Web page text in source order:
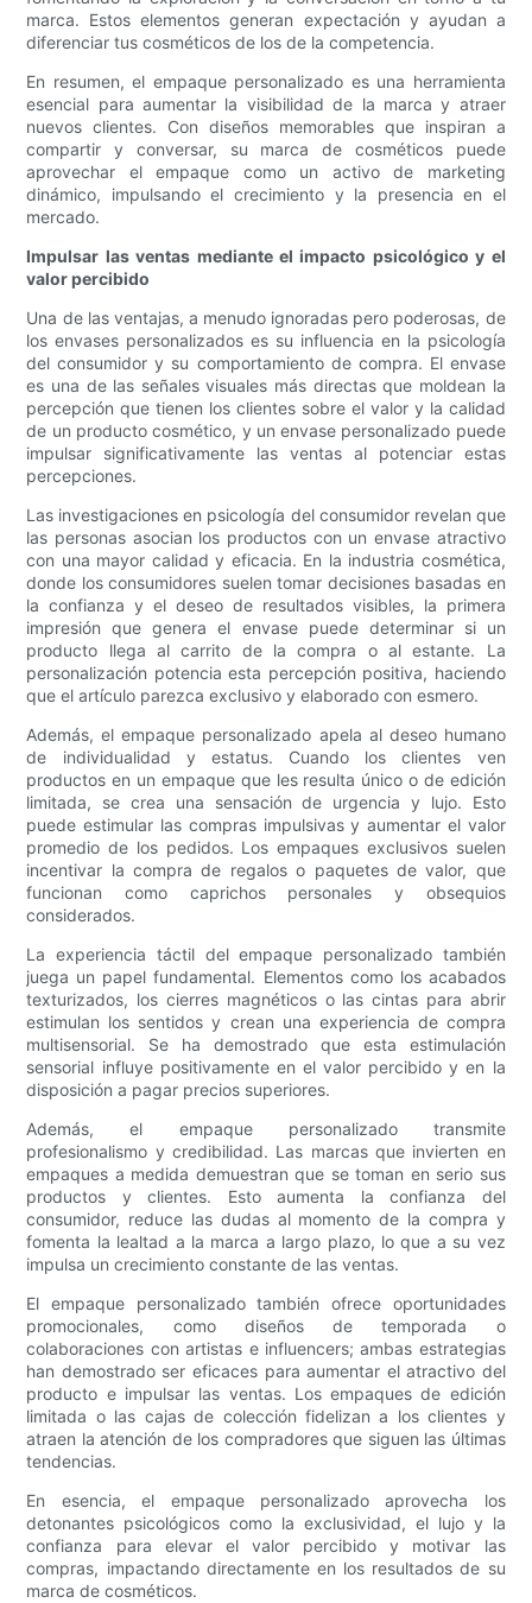
marca. Estos elementos generan expectación y ayudan a
diferenciar tus cosméticos de los de la competencia.
En resumen, el empaque personalizado es una herramienta
esencial para aumentar la visibilidad de la marca y atraer
nuevos clientes. Con diseños memorables que inspiran a
compartir y conversar, su marca de cosméticos puede
aprovechar el empaque como un activo de marketing
dinámico, impulsando el crecimiento y la presencia en el
mercado.
Impulsar las ventas mediante el impacto psicológico y el
valor percibido
Una de las ventajas, a menudo ignoradas pero poderosas, de
los envases personalizados es su influencia en la psicología
del consumidor y su comportamiento de compra. El envase
es una de las señales visuales más directas que moldean la
percepción que tienen los clientes sobre el valor y la calidad
de un producto cosmético, y un envase personalizado puede
impulsar significativamente las ventas al potenciar estas
percepciones.
Las investigaciones en psicología del consumidor revelan que
las personas asocian los productos con un envase atractivo
con una mayor calidad y eficacia. En la industria cosmética,
donde los consumidores suelen tomar decisiones basadas en
la confianza y el deseo de resultados visibles, la primera
impresión que genera el envase puede determinar si un
producto llega al carrito de la compra o al estante. La
personalización potencia esta percepción positiva, haciendo
que el artículo parezca exclusivo y elaborado con esmero.
Además, el empaque personalizado apela al deseo humano
de individualidad y estatus. Cuando los clientes ven
productos en un empaque que les resulta único o de edición
limitada, se crea una sensación de urgencia y lujo. Esto
puede estimular las compras impulsivas y aumentar el valor
promedio de los pedidos. Los empaques exclusivos suelen
incentivar la compra de regalos o paquetes de valor, que
funcionan como caprichos personales y obsequios
considerados.
La experiencia táctil del empaque personalizado también
juega un papel fundamental. Elementos como los acabados
texturizados, los cierres magnéticos o las cintas para abrir
estimulan los sentidos y crean una experiencia de compra
multisensorial. Se ha demostrado que esta estimulación
sensorial influye positivamente en el valor percibido y en la
disposición a pagar precios superiores.
Además, el empaque personalizado transmite
profesionalismo y credibilidad. Las marcas que invierten en
empaques a medida demuestran que se toman en serio sus
productos y clientes. Esto aumenta la confianza del
consumidor, reduce las dudas al momento de la compra y
fomenta la lealtad a la marca a largo plazo, lo que a su vez
impulsa un crecimiento constante de las ventas.
El empaque personalizado también ofrece oportunidades
promocionales, como diseños de temporada o
colaboraciones con artistas e influencers; ambas estrategias
han demostrado ser eficaces para aumentar el atractivo del
producto e impulsar las ventas. Los empaques de edición
limitada o las cajas de colección fidelizan a los clientes y
atraen la atención de los compradores que siguen las últimas
tendencias.
En esencia, el empaque personalizado aprovecha los
detonantes psicológicos como la exclusividad, el lujo y la
confianza para elevar el valor percibido y motivar las
compras, impactando directamente en los resultados de su
marca de cosméticos.